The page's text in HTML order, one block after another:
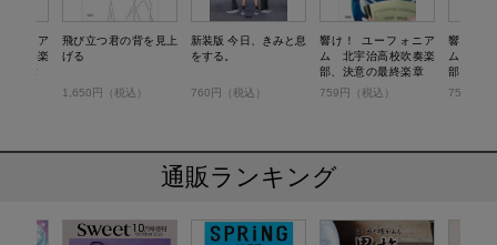
ォニア
吹奏楽
終楽章
飛び立つ君の背を見上
げる
1,650円（税込）
新装版 今日、きみと息
をする。
760円（税込）
響け！ ユーフォニア
ム 北宇治高校吹奏楽
部、決意の最終楽章
後編
759円（税込）
響け！
ム 北宇
部、決
前編
759円（
通販ランキング